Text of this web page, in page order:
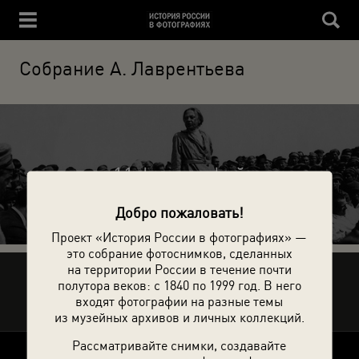
Добро пожаловать!
Проект «История России в фотографиях» —
это собрание фотоснимков, сделанных
на территории России в течение почти
полутора веков: с 1840 по 1999 год. В него
входят фотографии на разные темы
из музейных архивов и личных коллекций.
Рассматривайте снимки, создавайте
Собрание А. Лаврентьева
11 фотографий
Рассказать друзьям